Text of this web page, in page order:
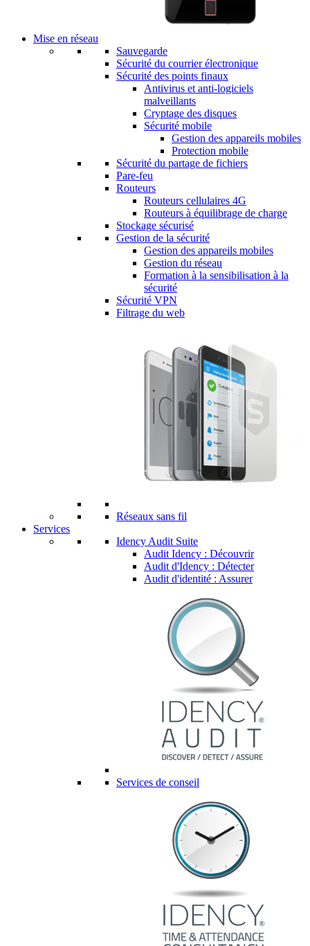
Mise en réseau
Sauvegarde
Sécurité du courrier électronique
Sécurité des points finaux
Antivirus et anti-logiciels
malveillants
Cryptage des disques
Sécurité mobile
Gestion des appareils mobiles
Protection mobile
Sécurité du partage de fichiers
Pare-feu
Routeurs
Routeurs cellulaires 4G
Routeurs à équilibrage de charge
Stockage sécurisé
Gestion de la sécurité
Gestion des appareils mobiles
Gestion du réseau
Formation à la sensibilisation à la
sécurité
Sécurité VPN
Filtrage du web
Réseaux sans fil
Services
Idency Audit Suite
Audit Idency : Découvrir
Audit d'Idency : Détecter
Audit d'identité : Assurer
Services de conseil